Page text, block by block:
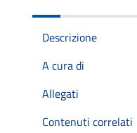
Descrizione
A cura di
Allegati
Contenuti correlati